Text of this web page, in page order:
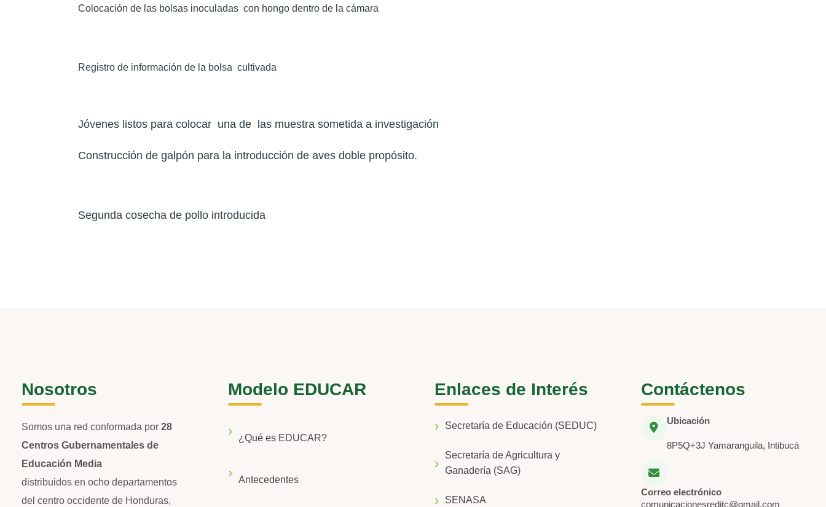
Colocación de las bolsas inoculadas con hongo dentro de la cámara
Registro de información de la bolsa cultivada
Jóvenes listos para colocar una de las muestra sometida a investigación
Construcción de galpón para la introducción de aves doble propósito.
Segunda cosecha de pollo introducida
Nosotros
Somos una red conformada por 28
Centros Gubernamentales de
Educación Media
distribuidos en ocho departamentos
del centro occidente de Honduras,
Modelo EDUCAR
¿Qué es EDUCAR?
Antecedentes
Enlaces de Interés
Secretaría de Educación (SEDUC)
Secretaría de Agricultura y
Ganadería (SAG)
SENASA
Contáctenos
Ubicación
8P5Q+3J Yamaranguila, Intibucá
Correo electrónico
comunicacionesreditc@gmail.com